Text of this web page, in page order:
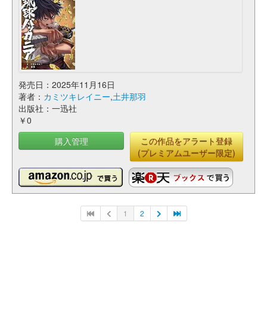
発売日：2025年11月16日
著者： カミツキレイニー,土井那羽
出版社：一迅社
￥0
購入管理
この作品をアラート登録
(プレミアムユーザー限定)
1 2